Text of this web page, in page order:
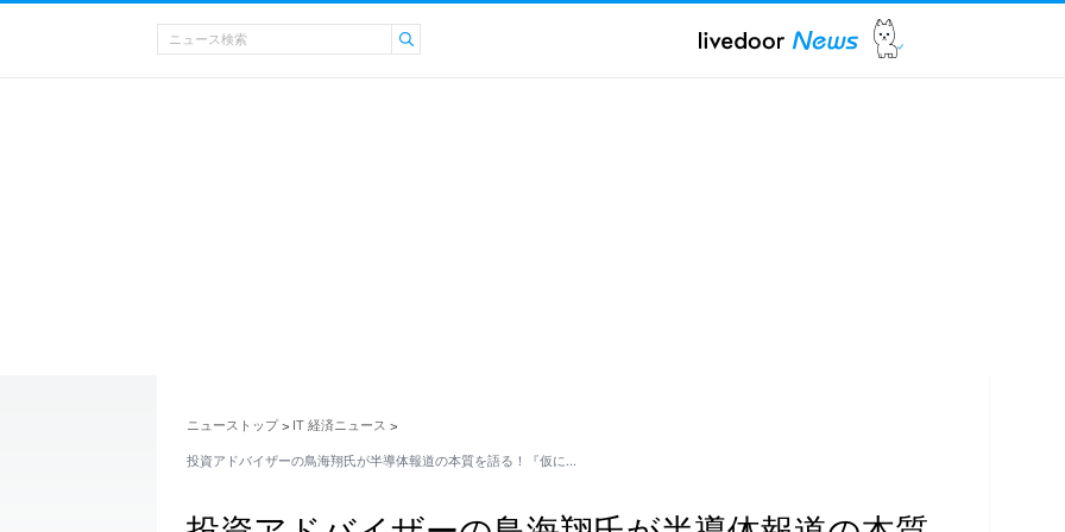
ニューストップ > IT 経済ニュース >
投資アドバイザーの鳥海翔氏が半導体報道の本質を語る！『仮に…